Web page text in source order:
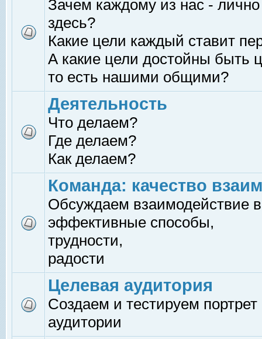
Зачем каждому из нас -
здесь?
Какие цели каждый ставит
А какие цели достойны быть
то есть нашими общими?
Деятельность
Что делаем?
Где делаем?
Как делаем?
Команда: качество
Обсуждаем взаимодействие
эффективные способы,
трудности,
радости
Целевая аудитория
Создаем и тестируем
аудитории